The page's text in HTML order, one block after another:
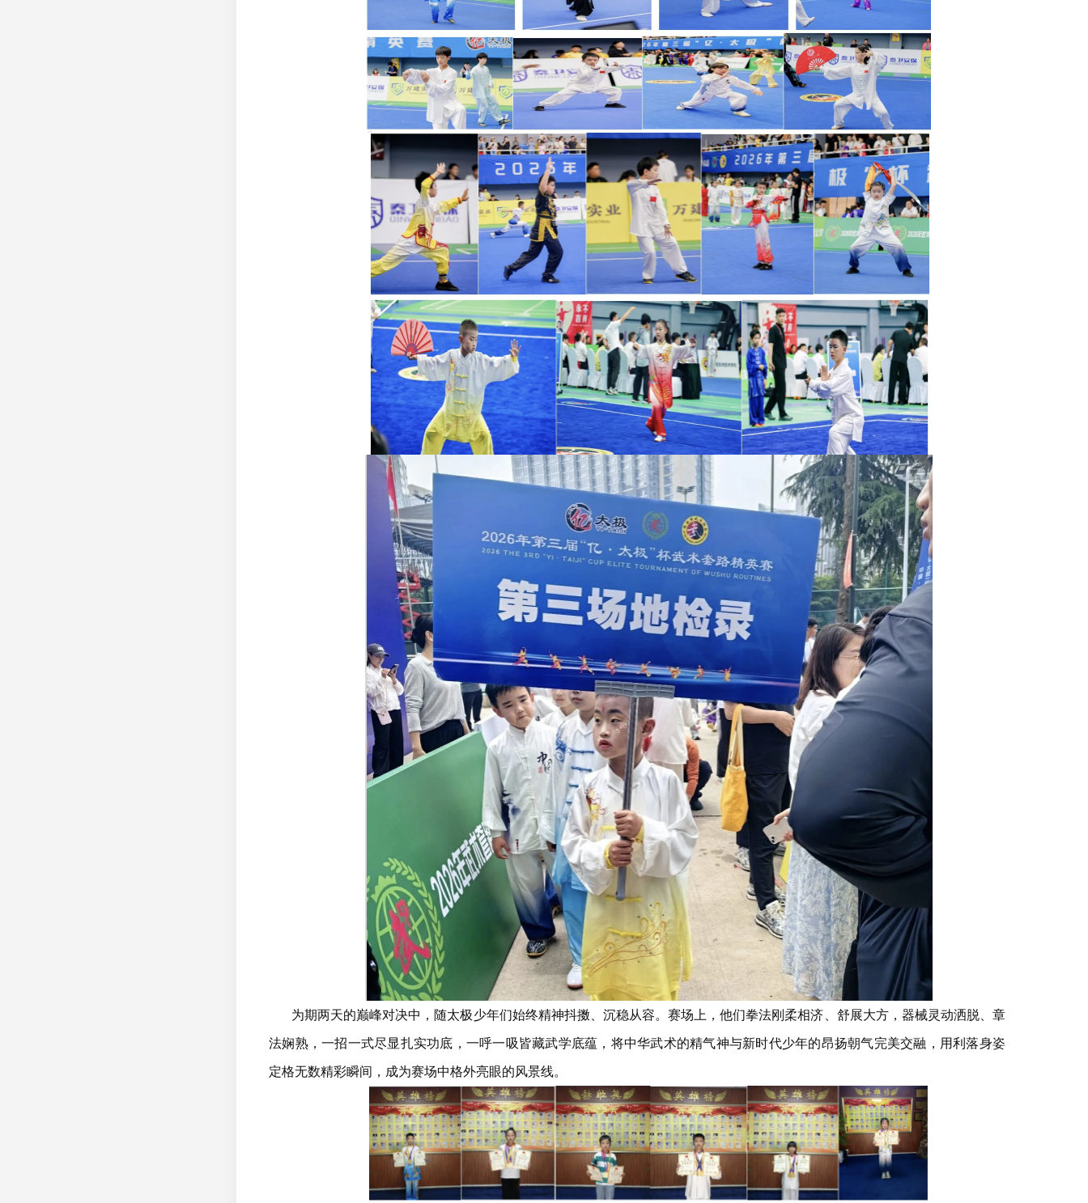
为期两天的巅峰对决中，随太极少年们始终精神抖擞、沉稳从容。赛场上，他们拳法刚柔相济、舒展大方，器械灵动洒脱、章
法娴熟，一招一式尽显扎实功底，一呼一吸皆藏武学底蕴，将中华武术的精气神与新时代少年的昂扬朝气完美交融，用利落身姿
定格无数精彩瞬间，成为赛场中格外亮眼的风景线。